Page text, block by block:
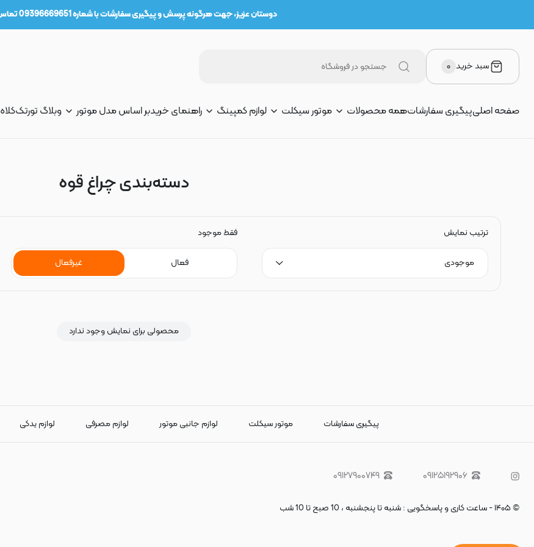
دوستان عزیز، جهت هرگونه پرسش و پیگیری سفارشات با شماره 09396669651 تماس بگیرید.
سبد خرید ۰
صفحه اصلیپیگیری سفارشاتهمه محصولات موتور سیکلت لوازم کمپینگ راهنمای خریدبر اساس مدل موتور وبلاگ تورتککلاه
دسته‌بندی چراغ قوه
ترتیب نمایش
موجودی
فقط موجود
فعال غیرفعال
محصولی برای نمایش وجود ندارد
پیگیری سفارشات موتور سیکلت لوازم جانبی موتور لوازم مصرفی لوازم یدکی
۰۹۱۲۵۱۹۲۹۰۶ ۰۹۱۲۷۹۰۰۷۴۹
©۱۴۰۵-ساعت کاری و پاسخگویی : شنبه تا پنجشنبه ، 10 صبح تا 10 شب